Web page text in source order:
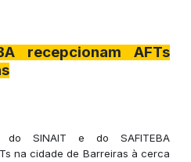
recepcionam AFTs
do SINAIT e do SAFITEBA
na cidade de Barreiras à cerca